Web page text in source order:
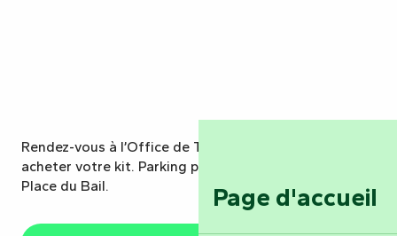
Page d'accueil
Rendez-vous à l’Office de Tourisme de Vouvant pour
acheter votre kit. Parking public gratuit sur place :
Place du Bail.